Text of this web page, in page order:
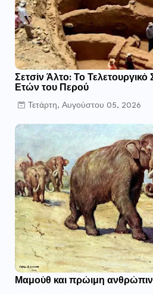
Σετσίν Άλτο: Το
Ετών του Περού
Τετάρτη, Αυγούστου 05, 2026
Μαμούθ και πρώιμη